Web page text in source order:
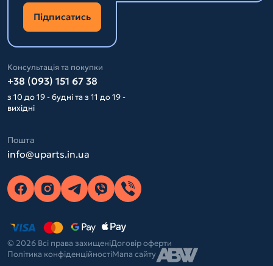
Підписатись
Консультація та покупки
+38 (093) 151 67 38
з 10 до 19 - будні та з 11 до 19 -
вихідні
Пошта
info@uparts.in.ua
© 2026 Всі права захищеніДоговір оферти
Політика конфіденційностіМапа сайту